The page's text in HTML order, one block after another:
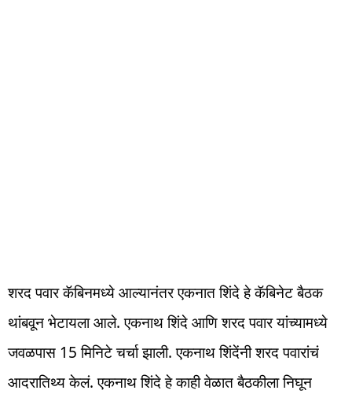
शरद पवार कॅबिनमध्ये आल्यानंतर एकनात शिंदे हे कॅबिनेट बैठक
थांबवून भेटायला आले. एकनाथ शिंदे आणि शरद पवार यांच्यामध्ये
जवळपास 15 मिनिटे चर्चा झाली. एकनाथ शिंदेंनी शरद पवारांचं
आदरातिथ्य केलं. एकनाथ शिंदे हे काही वेळात बैठकीला निघून